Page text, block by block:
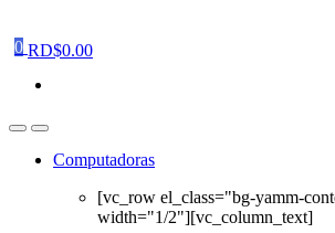
0 RD$0.00
Computadoras
[vc_row el_class="bg-yamm-
width="1/2"][vc_column_text]